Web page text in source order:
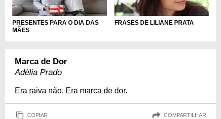
PRESENTES PARA O DIA DAS
MÃES
FRASES DE LILIANE PRATA
Marca de Dor
Adélia Prado
Era raiva não. Era marca de dor.
COPIAR COMPARTILHAR